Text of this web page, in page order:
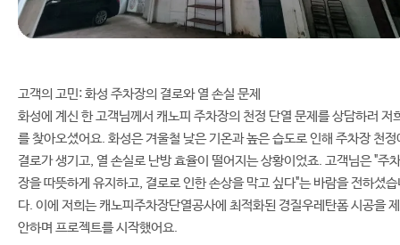
고객의 고민: 화성 주차장의 결로와 열 손실 문제
화성에 계신 한 고객님께서 캐노피 주차장의 천정 단열 문제를 상담하러 저
를 찾아오셨어요. 화성은 겨울철 낮은 기온과 높은 습도로 인해 주차장 천정
결로가 생기고, 열 손실로 난방 효율이 떨어지는 상황이었죠. 고객님은 "주차
장을 따뜻하게 유지하고, 결로로 인한 손상을 막고 싶다"는 바람을 전하셨습
다. 이에 저희는 캐노피주차장단열공사에 최적화된 경질우레탄폼 시공을 제
안하며 프로젝트를 시작했어요.